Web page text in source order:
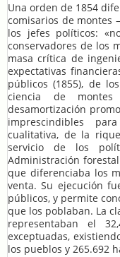
Una orden de 1854
comisarios de montes
los jefes políticos:
conservadores de los
masa crítica de
expectativas
públicos (1855), de
ciencia de montes
desamortización
imprescindibles
cualitativa, de la
servicio de los
Administración
que diferenciaba los
venta. Su ejecución
públicos, y permite
que los poblaban. La
representaban el
exceptuadas,
los pueblos y 265.692